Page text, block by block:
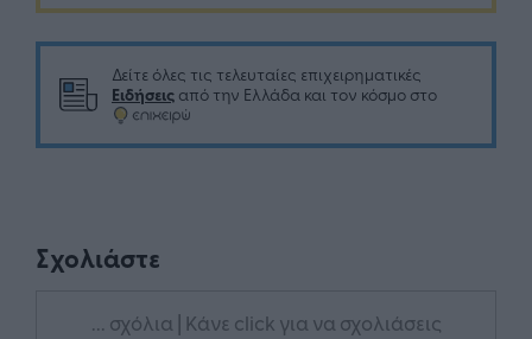
Δείτε όλες τις τελευταίες επιχειρηματικές
Ειδήσεις από την Ελλάδα και τον κόσμο στο
Σχολιάστε
... σχόλια | Κάνε click για να σχολιάσεις